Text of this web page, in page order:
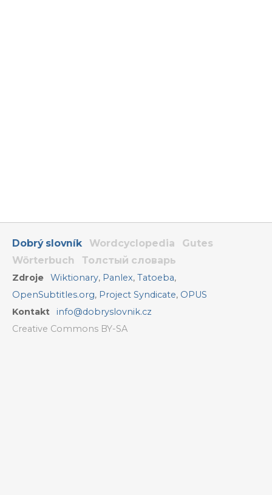
Dobrý slovník Wordcyclopedia
Gutes
Wörterbuch
Толстый словарь
Zdroje Wiktionary, Panlex,Tatoeba,
OpenSubtitles.org, Project Syndicate, OPUS
Kontakt
info@dobryslovnik.cz
Creative Commons BY-SA